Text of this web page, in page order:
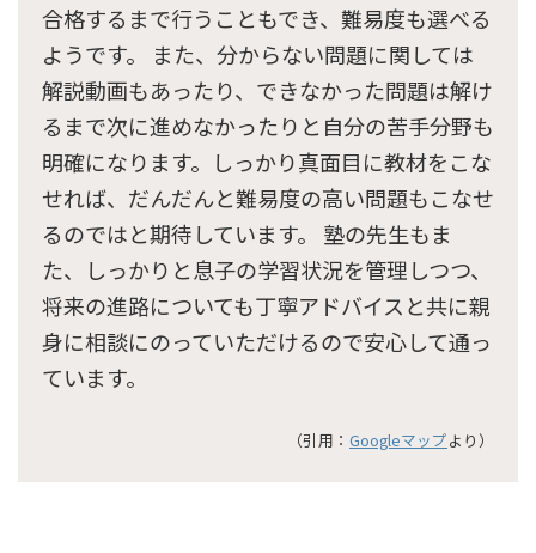
合格するまで行うこともでき、難易度も選べる
ようです。 また、分からない問題に関しては
解説動画もあったり、できなかった問題は解け
るまで次に進めなかったりと自分の苦手分野も
明確になります。しっかり真面目に教材をこな
せれば、だんだんと難易度の高い問題もこなせ
るのではと期待しています。 塾の先生もま
た、しっかりと息子の学習状況を管理しつつ、
将来の進路についても丁寧アドバイスと共に親
身に相談にのっていただけるので安心して通っ
ています。
（引用： Googleマップより）